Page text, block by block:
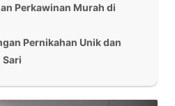
Perkawinan Murah di
Pernikahan Unik dan
Sari